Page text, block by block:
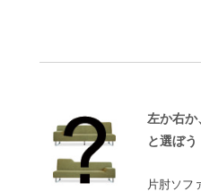
左か右
と選ぼう
片肘ソフ